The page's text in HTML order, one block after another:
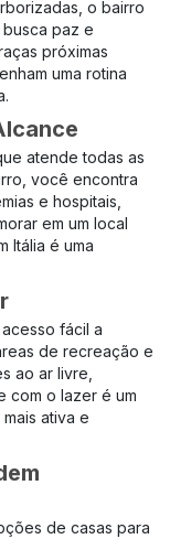
o bairro
paz e
próximas
uma rotina
atende todas as
você encontra
e hospitais,
em um local
Itália é uma
fácil a
de recreação e
ao ar livre,
com o lazer é um
ativa e
de casas para